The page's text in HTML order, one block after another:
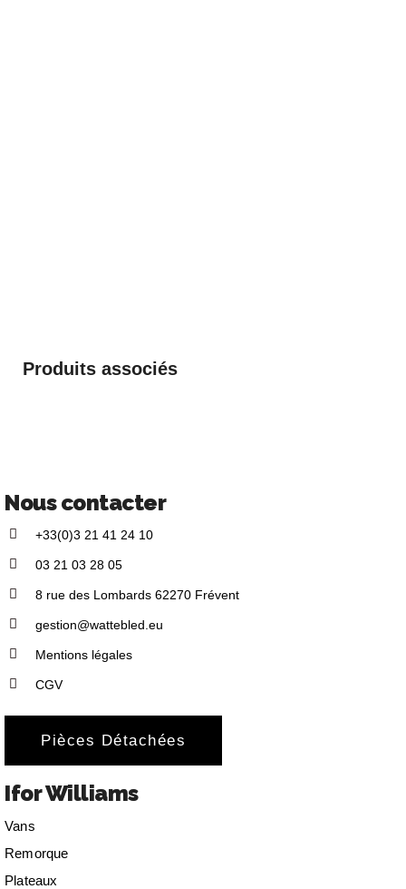
Produits associés
Nous contacter
+33(0)3 21 41 24 10
03 21 03 28 05
8 rue des Lombards 62270 Frévent
gestion@wattebled.eu
Mentions légales
CGV
Pièces Détachées
Ifor Williams
Vans
Remorque
Plateaux